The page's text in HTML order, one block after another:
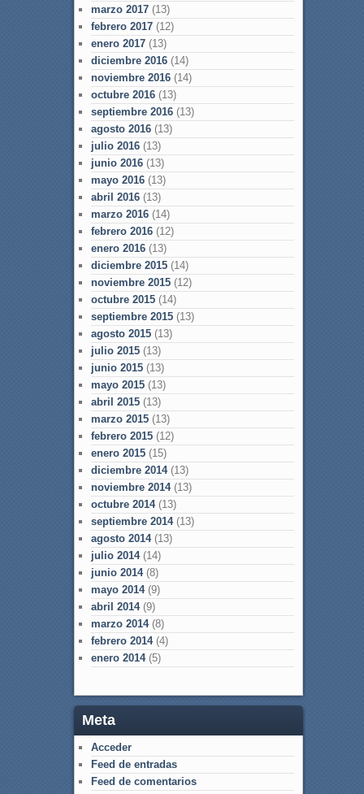
marzo 2017(13)
febrero 2017(12)
enero 2017(13)
diciembre 2016(14)
noviembre 2016(14)
octubre 2016(13)
septiembre 2016(13)
agosto 2016(13)
julio 2016(13)
junio 2016(13)
mayo 2016(13)
abril 2016(13)
marzo 2016(14)
febrero 2016(12)
enero 2016(13)
diciembre 2015(14)
noviembre 2015(12)
octubre 2015(14)
septiembre 2015(13)
agosto 2015(13)
julio 2015(13)
junio 2015(13)
mayo 2015(13)
abril 2015(13)
marzo 2015(13)
febrero 2015(12)
enero 2015(15)
diciembre 2014(13)
noviembre 2014(13)
octubre 2014(13)
septiembre 2014(13)
agosto 2014(13)
julio 2014(14)
junio 2014(8)
mayo 2014(9)
abril 2014(9)
marzo 2014(8)
febrero 2014(4)
enero 2014(5)
Meta
Acceder
Feed de entradas
Feed de comentarios